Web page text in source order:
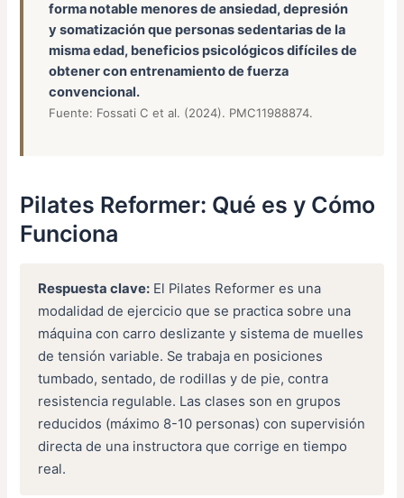
forma notable menores de ansiedad, depresión
y somatización que personas sedentarias de la
misma edad, beneficios psicológicos difíciles de
obtener con entrenamiento de fuerza
convencional.
Fuente: Fossati C et al. (2024). PMC11988874.
Pilates Reformer: Qué es y Cómo
Funciona
Respuesta clave: El Pilates Reformer es una
modalidad de ejercicio que se practica sobre una
máquina con carro deslizante y sistema de muelles
de tensión variable. Se trabaja en posiciones
tumbado, sentado, de rodillas y de pie, contra
resistencia regulable. Las clases son en grupos
reducidos (máximo 8-10 personas) con supervisión
directa de una instructora que corrige en tiempo
real.